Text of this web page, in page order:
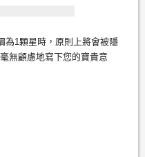
為1顆星時，原則上將會被隱
無顧慮地寫下您的寶貴意